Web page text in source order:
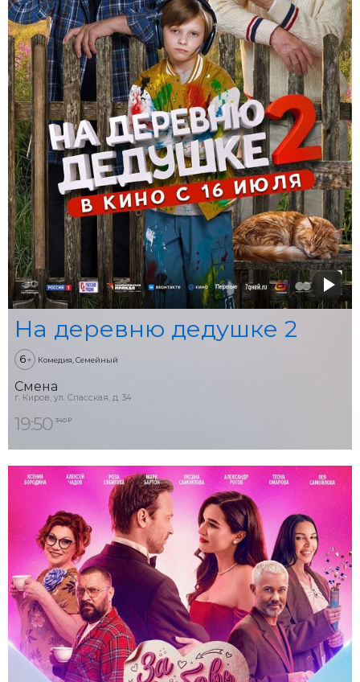
На деревню дедушке 2
6+ Комедия, Семейный
Смена
г. Киров, ул. Спасская, д. 34
19:50 340 ₽